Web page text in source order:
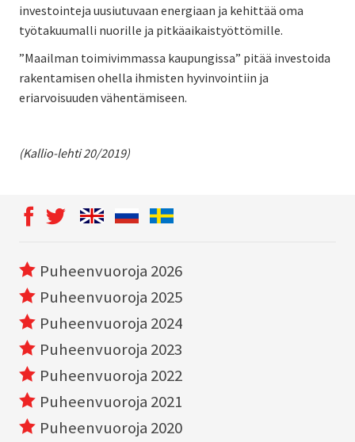
investointeja uusiutuvaan energiaan ja kehittää oma
työtakuumalli nuorille ja pitkäaikaistyöttömille.
”Maailman toimivimmassa kaupungissa” pitää investoida
rakentamisen ohella ihmisten hyvinvointiin ja
eriarvoisuuden vähentämiseen.
(Kallio-lehti 20/2019)
Puheenvuoroja 2026
Puheenvuoroja 2025
Puheenvuoroja 2024
Puheenvuoroja 2023
Puheenvuoroja 2022
Puheenvuoroja 2021
Puheenvuoroja 2020